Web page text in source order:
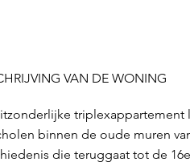
VAN DE WONING
triplexappartement
binnen de oude muren
die teruggaat tot de